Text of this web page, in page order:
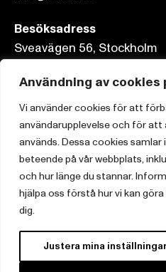
Användning av
Vi använder cookies för att
användarupplevelse och för att
används. Dessa cookies
beteende på vår webbplats,
och hur länge du stannar.
hjälpa oss förstå hur vi kan
dig.
Justera mina inställningar
Besöksadress
Sveavägen 56, Stockholm
Postadress
Box 3159, 103 63 Stockholm
Om